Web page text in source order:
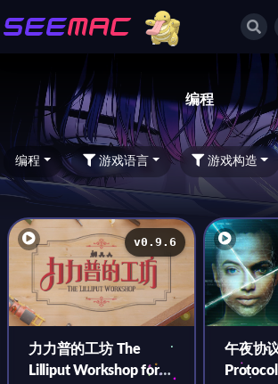
编程
编程 游戏语言 游戏构造
v0.9.6
力力普的工坊 The
Lilliput Workshop for
午夜协